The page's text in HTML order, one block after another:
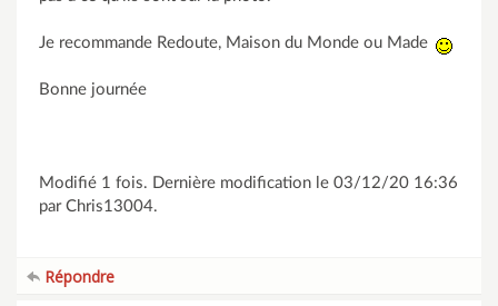
Je recommande Redoute, Maison du Monde ou Made
Bonne journée
Modifié 1 fois. Dernière modification le 03/12/20 16:36
par Chris13004.
Répondre